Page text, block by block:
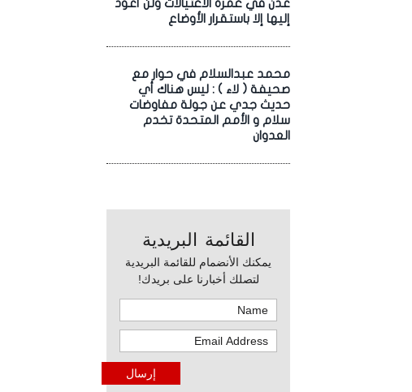
عدن في غمرة الاغتيالات ولن أعود
إليها إلا باستقرار الأوضاع
محمد عبدالسلام في حوار مع
صحيفة ( لاء ) : ليس هناك أي
حديث جدي عن جولة مفاوضات
سلام و الأمم المتحدة تخدم
العدوان
القائمة البريدية
يمكنك الأنضمام للقائمة البريدية
لتصلك أخبارنا على بريدك!